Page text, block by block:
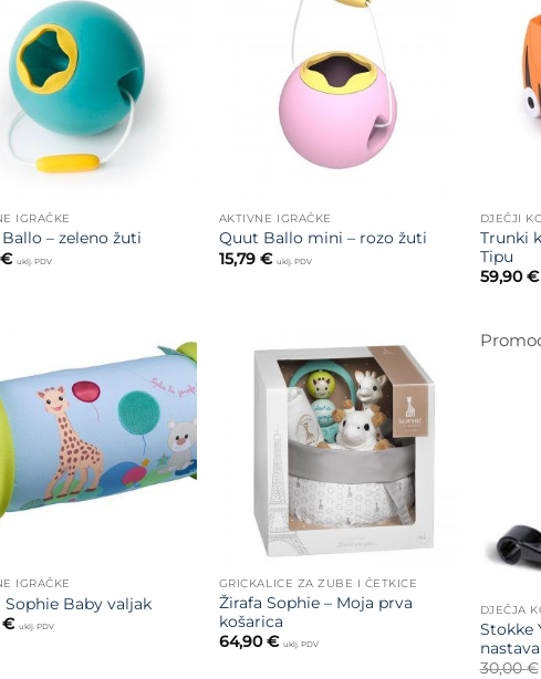
na listu
želja
IGRAČKE
– zeleno žuti
€ uklj. PDV
AKTIVNE IGRAČKE
Quut Ballo mini – rozo žuti
15,79 € uklj. PDV
DJEČJI
Trunki
Tipu
59,90€
Dodajte
na listu
želja
IGRAČKE
Sophie Baby valjak
€ uklj. PDV
Dodajte
na listu
želja
GRICKALICE ZA ZUBE I ČETKICE
Žirafa Sophie – Moja prva
košarica
64,90€ uklj. PDV
DJEČJA
Stokke
30,00€